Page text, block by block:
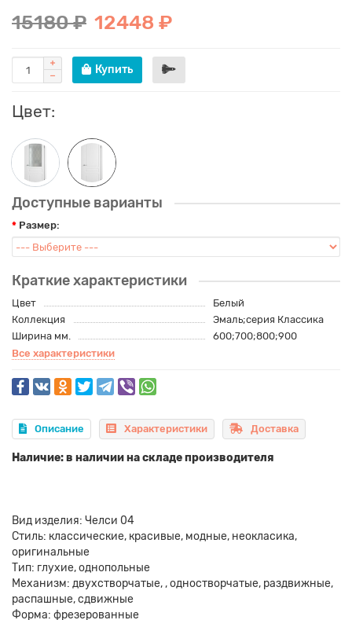
15180 ₽ 12448 ₽
Купить
Цвет:
Доступные варианты
Размер:
Краткие характеристики
Цвет
Белый
Коллекция
Эмаль;серия Классика
Ширина мм.
600;700;800;900
Все характеристики
Описание Характеристики Доставка
Наличие: в наличии на складе производителя
Вид изделия: Челси 04
Стиль: классические, красивые, модные, неокласика,
оригинальные
Тип: глухие, однопольные
Механизм: двухстворчатые, , одностворчатые, раздвижные,
распашные, сдвижные
Форма: фрезерованные